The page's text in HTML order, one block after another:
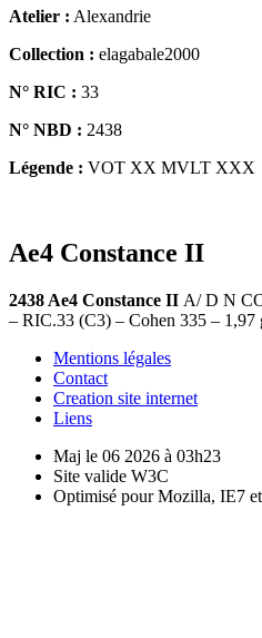
Atelier : Alexandrie
Collection : elagabale2000
N° RIC : 33
N° NBD : 2438
Légende : VOT XX MVLT XXX
Ae4 Constance II
2438 Ae4 Constance II A/ D N
– RIC.33 (C3) – Cohen 335 – 1,97
Mentions légales
Contact
Creation site internet
Liens
Maj le 06 2026 à 03h23
Site valide W3C
Optimisé pour Mozilla, IE7